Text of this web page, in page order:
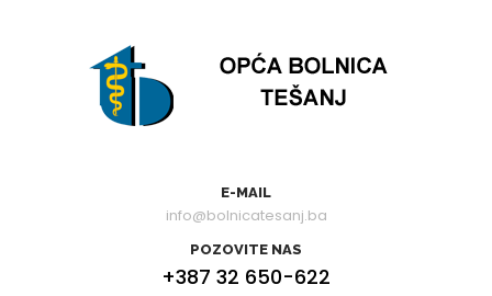
E-MAIL
info@bolnicatesanj.ba
POZOVITE NAS
+387 32 650-622